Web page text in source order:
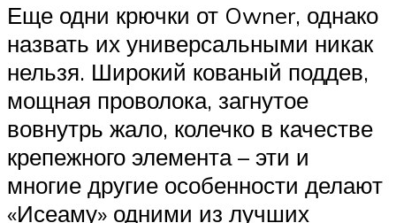
Еще одни крючки от Owner, однако
назвать их универсальными никак
нельзя. Широкий кованый поддев,
мощная проволока, загнутое
вовнутрь жало, колечко в качестве
крепежного элемента – эти и
многие другие особенности делают
«Исеаму» одними из лучших